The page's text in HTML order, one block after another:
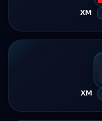
XM
XM